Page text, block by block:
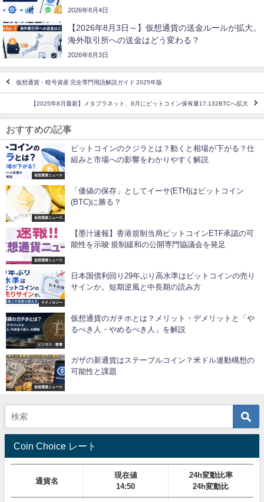
2026年8月4日
【2026年8月3日～】仮想通貨の送金ルールが拡大。
海外取引所への送金はどう変わる？
2026年8月3日
仮想通貨・暗号資産 完全専門用語解説ガイド 2025年版
【2025年8月最新】メタプラネット、8月にビットコイン保有量17,132BTCへ拡大
おすすめの記事
仮想通貨ニュース
ビットコインのクジラとは？動くと相場が下がる？仕
組みと市場への影響をわかりやすく解説
仮想通貨ニュース
「価値の保存」としてイーサ(ETH)はビットコイン
(BTC)に勝る？
仮想通貨ニュース
【墨汁速報】香港規制当局ビットコインETF承認の可
能性を示唆 規制緩和の公開専門協議会を発足
テクノロジー
日本国債利回り29年ぶり高水準はビットコインの売り
サインか。短期逆風と中長期の読み方
ビジネス・教養
仮想通貨のガチホとは？メリット・デメリットと「や
るべき人・やめるべき人」を解説
仮想通貨ニュース
ガザの新通貨はステーブルコイン？米ドル連動構想の
可能性と課題
Coin Choice レート
通貨名
現在値
14:50
24h変動比率
24h変動比